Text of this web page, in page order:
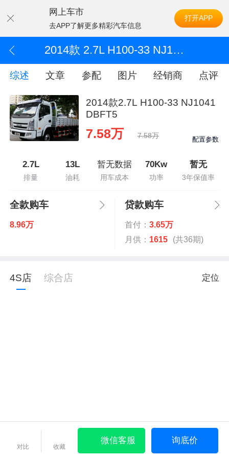
网上车市
去APP了解更多精彩汽车信息
打开APP
2014款 2.7L H100-33 NJ1041DBFT5
综述 文章 参配 图片 经销商 点评
2014款2.7L H100-33 NJ1041
DBFT5
7.58万 7.58万 配置参数
2.7L
排量
13L
油耗
暂无数据
用车成本
70Kw
功率
暂无
3年保值率
全款购车
8.96万
贷款购车
首付： 3.65万
月供： 1615 (共36期)
4S店 综合店 定位
对比 收藏
微信客服 询底价